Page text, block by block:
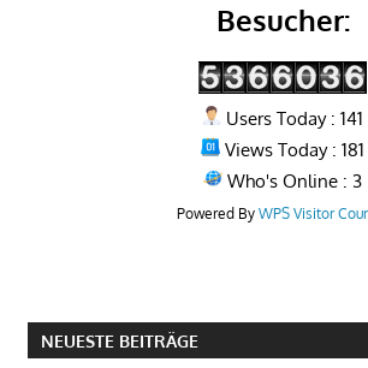
Besucher:
Users Today : 141
Views Today : 181
Who's Online : 3
Powered By WPS Visitor
NEUESTE BEITRÄGE